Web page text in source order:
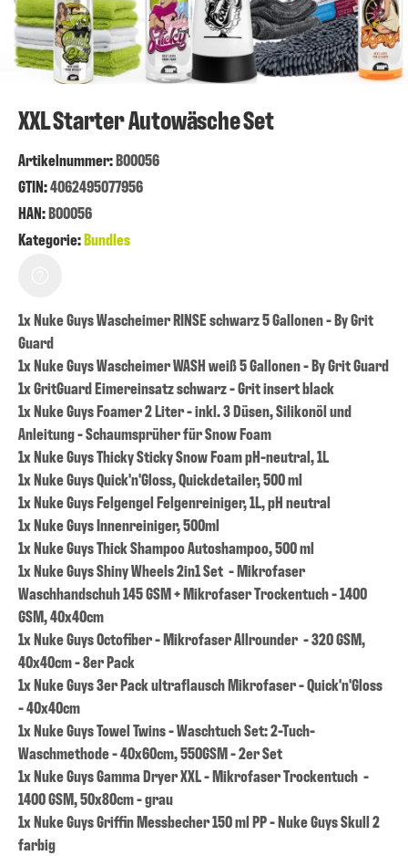
XXL Starter Autowäsche Set
Artikelnummer:B00056
GTIN:4062495077956
HAN:B00056
Kategorie:Bundles
1x Nuke Guys Wascheimer RINSE schwarz 5 Gallonen - By Grit
Guard
1x Nuke Guys Wascheimer WASH weiß 5 Gallonen - By Grit Guard
1x GritGuard Eimereinsatz schwarz - Grit insert black
1x Nuke Guys Foamer 2 Liter - inkl. 3 Düsen, Silikonöl und
Anleitung - Schaumsprüher für Snow Foam
1x Nuke Guys Thicky Sticky Snow Foam pH-neutral, 1L
1x Nuke Guys Quick'n'Gloss, Quickdetailer, 500 ml
1x Nuke Guys Felgengel Felgenreiniger, 1L, pH neutral
1x Nuke Guys Innenreiniger, 500ml
1x Nuke Guys Thick Shampoo Autoshampoo, 500 ml
1x Nuke Guys Shiny Wheels 2in1 Set - Mikrofaser
Waschhandschuh 145 GSM + Mikrofaser Trockentuch - 1400
GSM, 40x40cm
1x Nuke Guys Octofiber - Mikrofaser Allrounder - 320 GSM,
40x40cm - 8er Pack
1x Nuke Guys 3er Pack ultraflausch Mikrofaser - Quick'n'Gloss
- 40x40cm
1x Nuke Guys Towel Twins - Waschtuch Set: 2-Tuch-
Waschmethode - 40x60cm, 550GSM - 2er Set
1x Nuke Guys Gamma Dryer XXL - Mikrofaser Trockentuch -
1400 GSM, 50x80cm - grau
1x Nuke Guys Griffin Messbecher 150 ml PP - Nuke Guys Skull 2
farbig